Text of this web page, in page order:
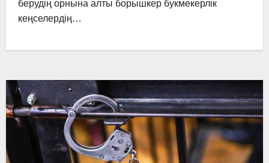
берудің орнына алты борышкер букмекерлік
кеңселердің…